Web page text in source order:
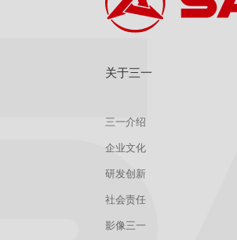
关于三一
三一介绍
企业文化
研发创新
社会责任
影像三一